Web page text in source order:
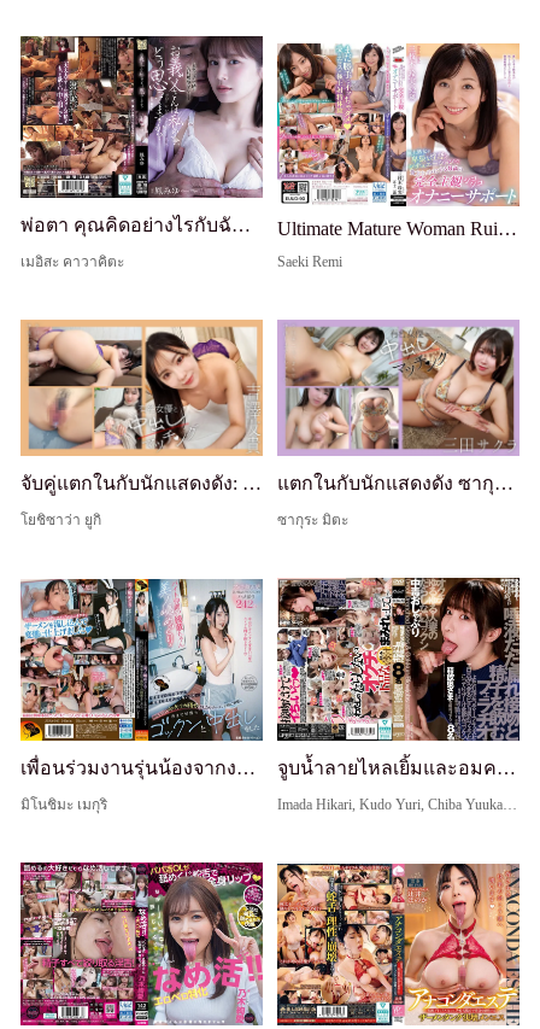
พ่อตา คุณคิดอย่างไรกับฉัน? มิยู โอโทริ
เมอิสะ คาวาคิตะ
Ultimate Mature Woman Ruins You with Obscene Dirty Talk and Scenarios - The Best Complete POV Jerk-Off Masturbation Support - Reimi Mitsuhashi
Saeki Remi
จับคู่แตกในกับนักแสดงดัง: โยชิซาวะ โทโมกิ
โยชิซาว่า ยูกิ
แตกในกับนักแสดงดัง ซากุระ มิตะ
ซากุระ มิตะ
เพื่อนร่วมงานรุ่นน้องจากงานพาร์ทไทม์ของฉัน เมกุริ มิโนชิมะ ชวนฉันไปขับรถ แล้วเราก็ไปลงที่โรงแรมเลิฟโฮเทล เพราะไม่อยากให้แฟนใหม่คิดว่าฉันผิดเพี้ยน... ด้วยความอยากรู้อยากเห็น ฉันเลยลองออมควยครั้งแรก ติดใจรสน้ำเชื้อ แล้วกลืนลงไปและถูกแตกในหลายครั้งจนถึงกลางค
มิโนชิมะ เมกุริ
จูบน้ำลายไหลเยิ้มและอมควยกลืนน้ำอสุจิ (ECB-170)
Imada Hikari, Kudo Yuri, Chiba Yuuka, อามามิยะ โมนา, Tsukamoto Saya, Nijimura Yumi, Shibamata Shiho, Nagimiya Yukino